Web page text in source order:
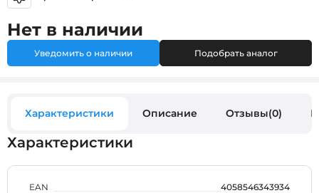
Нет в наличии
Уведомить о наличии Подобрать аналог
Характеристики Описание Отзывы(0)
Характеристики
EAN 4058546343934